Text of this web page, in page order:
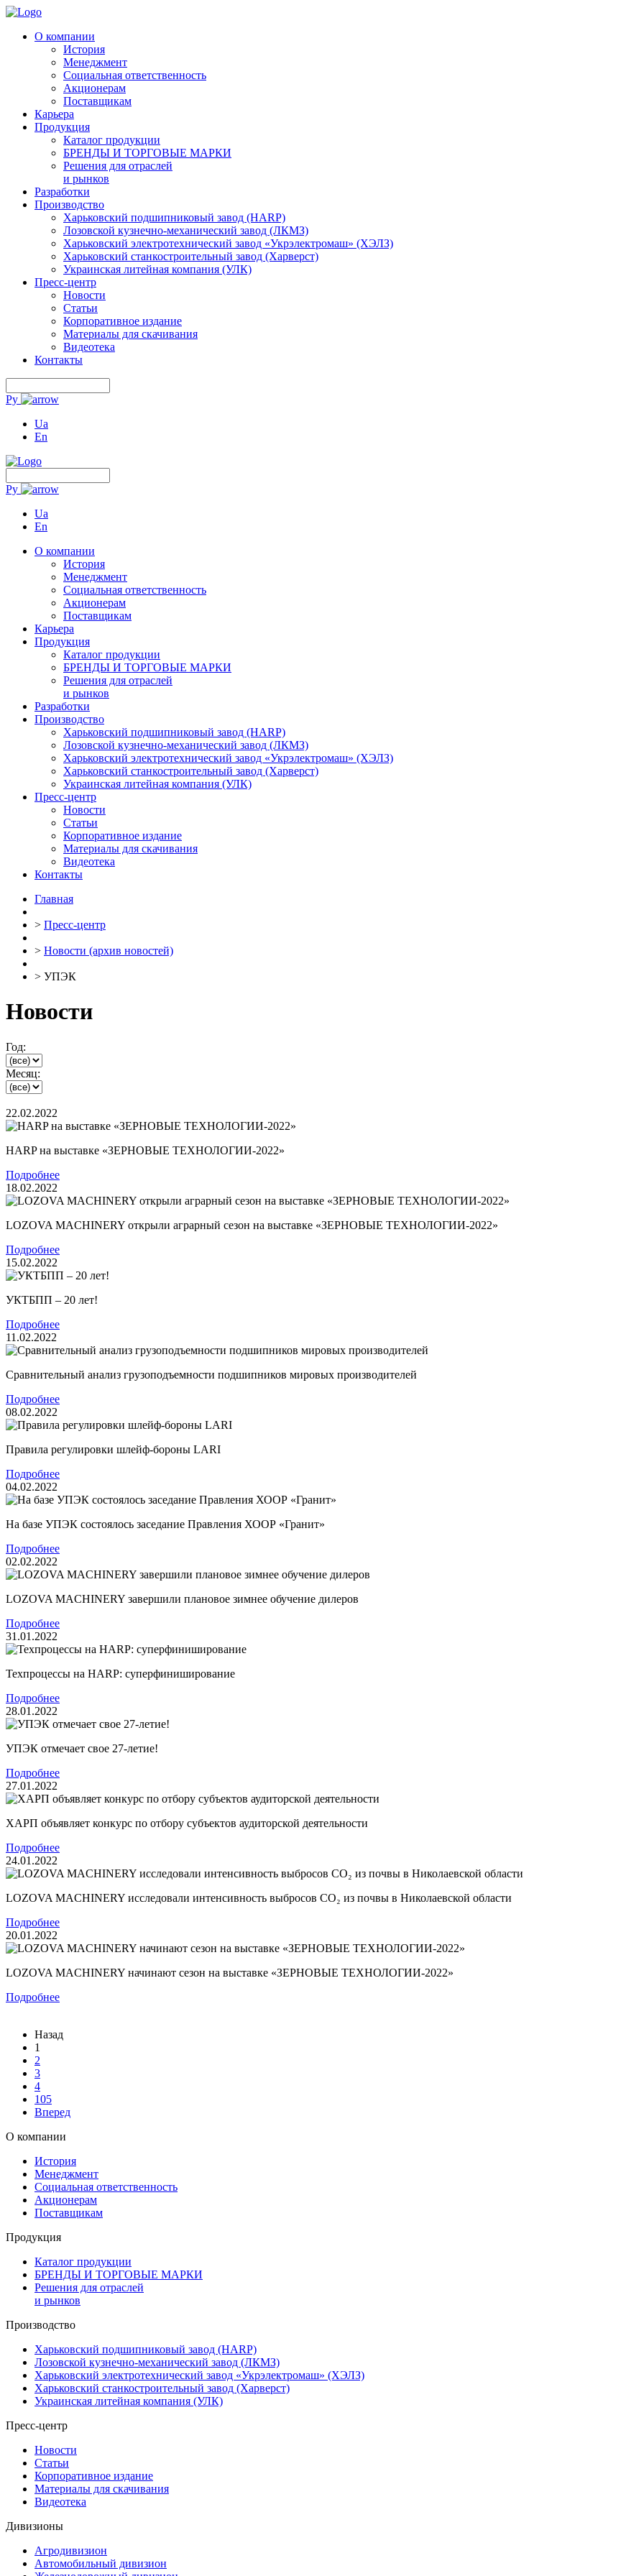
О компании
История
Менеджмент
Социальная ответственность
Акционерам
Поставщикам
Карьера
Продукция
Каталог продукции
БРЕНДЫ И ТОРГОВЫЕ МАРКИ
Решения для отраслей
и рынков
Разработки
Производство
Харьковский подшипниковый завод (HARP)
Лозовской кузнечно-механический завод (ЛКМЗ)
Харьковский электротехнический завод «Укрэлектромаш» (ХЭЛЗ)
Харьковский станкостроительный завод (Харверст)
Украинская литейная компания (УЛК)
Пресс-центр
Новости
Статьи
Корпоративное издание
Материалы для скачивания
Видеотека
Контакты
Ру
Ua
En
Ру
Ua
En
О компании
История
Менеджмент
Социальная ответственность
Акционерам
Поставщикам
Карьера
Продукция
Каталог продукции
БРЕНДЫ И ТОРГОВЫЕ МАРКИ
Решения для отраслей
и рынков
Разработки
Производство
Харьковский подшипниковый завод (HARP)
Лозовской кузнечно-механический завод (ЛКМЗ)
Харьковский электротехнический завод «Укрэлектромаш» (ХЭЛЗ)
Харьковский станкостроительный завод (Харверст)
Украинская литейная компания (УЛК)
Пресс-центр
Новости
Статьи
Корпоративное издание
Материалы для скачивания
Видеотека
Контакты
Главная
> Пресс-центр
> Новости (архив новостей)
> УПЭК
Новости
Год:
Месяц:
22.02.2022
HARP на выставке «ЗЕРНОВЫЕ ТЕХНОЛОГИИ-2022»
Подробнее
18.02.2022
LOZOVA MACHINERY открыли аграрный сезон на выставке «ЗЕРНОВЫЕ ТЕХНОЛОГИИ-2022»
Подробнее
15.02.2022
УКТБПП – 20 лет!
Подробнее
11.02.2022
Сравнительный анализ грузоподъемности подшипников мировых производителей
Подробнее
08.02.2022
Правила регулировки шлейф-бороны LARI
Подробнее
04.02.2022
На базе УПЭК состоялось заседание Правления ХООР «Гранит»
Подробнее
02.02.2022
LOZOVA MACHINERY завершили плановое зимнее обучение дилеров
Подробнее
31.01.2022
Техпроцессы на HARP: суперфиниширование
Подробнее
28.01.2022
УПЭК отмечает свое 27-летие!
Подробнее
27.01.2022
ХАРП объявляет конкурс по отбору субъектов аудиторской деятельности
Подробнее
24.01.2022
LOZOVA MACHINERY исследовали интенсивность выбросов CO₂ из почвы в Николаевской области
Подробнее
20.01.2022
LOZOVA MACHINERY начинают сезон на выставке «ЗЕРНОВЫЕ ТЕХНОЛОГИИ-2022»
Подробнее
Назад
1
2
3
4
105
Вперед
О компании
История
Менеджмент
Социальная ответственность
Акционерам
Поставщикам
Продукция
Каталог продукции
БРЕНДЫ И ТОРГОВЫЕ МАРКИ
Решения для отраслей
и рынков
Производство
Харьковский подшипниковый завод (HARP)
Лозовской кузнечно-механический завод (ЛКМЗ)
Харьковский электротехнический завод «Укрэлектромаш» (ХЭЛЗ)
Харьковский станкостроительный завод (Харверст)
Украинская литейная компания (УЛК)
Пресс-центр
Новости
Статьи
Корпоративное издание
Материалы для скачивания
Видеотека
Дивизионы
Агродивизион
Автомобильный дивизион